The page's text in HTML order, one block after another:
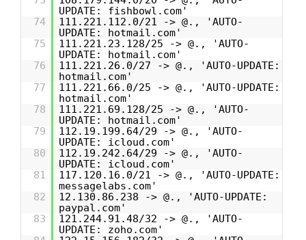
UPDATE: fishbowl.com'
74
111.221.112.0/21 -> @., 'AUTO-
UPDATE: hotmail.com'
75
111.221.23.128/25 -> @., 'AUTO-
UPDATE: hotmail.com'
76
111.221.26.0/27 -> @., 'AUTO-UPDATE:
hotmail.com'
77
111.221.66.0/25 -> @., 'AUTO-UPDATE:
hotmail.com'
78
111.221.69.128/25 -> @., 'AUTO-
UPDATE: hotmail.com'
79
112.19.199.64/29 -> @., 'AUTO-
UPDATE: icloud.com'
80
112.19.242.64/29 -> @., 'AUTO-
UPDATE: icloud.com'
81
117.120.16.0/21 -> @., 'AUTO-UPDATE:
messagelabs.com'
82
12.130.86.238 -> @., 'AUTO-UPDATE:
paypal.com'
83
121.244.91.48/32 -> @., 'AUTO-
UPDATE: zoho.com'